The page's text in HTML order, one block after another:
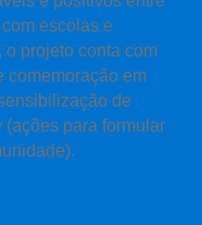
escolas e
o projeto conta com
comemoração em
de
(ações para formular